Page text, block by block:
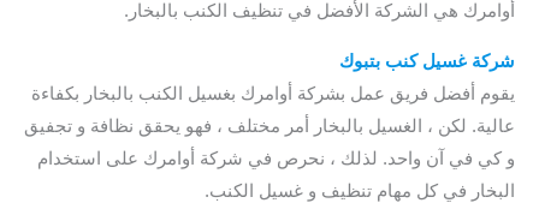
أوامرك هي الشركة الأفضل في تنظيف الكنب بالبخار.
شركة غسيل كنب بتبوك
يقوم أفضل فريق عمل بشركة أوامرك بغسيل الكنب بالبخار بكفاءة
عالية. لكن ، الغسيل بالبخار أمر مختلف ، فهو يحقق نظافة و تجفيق
و كي في آن واحد. لذلك ، نحرص في شركة أوامرك على استخدام
البخار في كل مهام تنظيف و غسيل الكنب.